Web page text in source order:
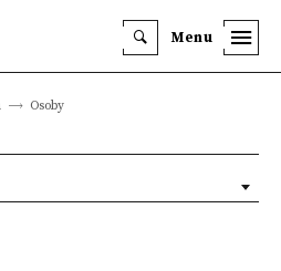
Menu
Osoby